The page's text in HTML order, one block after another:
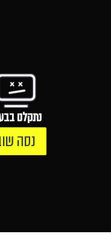
נתקלנו
נסה